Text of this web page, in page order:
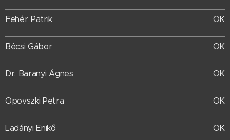
Fehér Patrik OK
Bécsi Gábor OK
Dr. Baranyi Ágnes OK
Opovszki Petra OK
Ladányi Enikő OK